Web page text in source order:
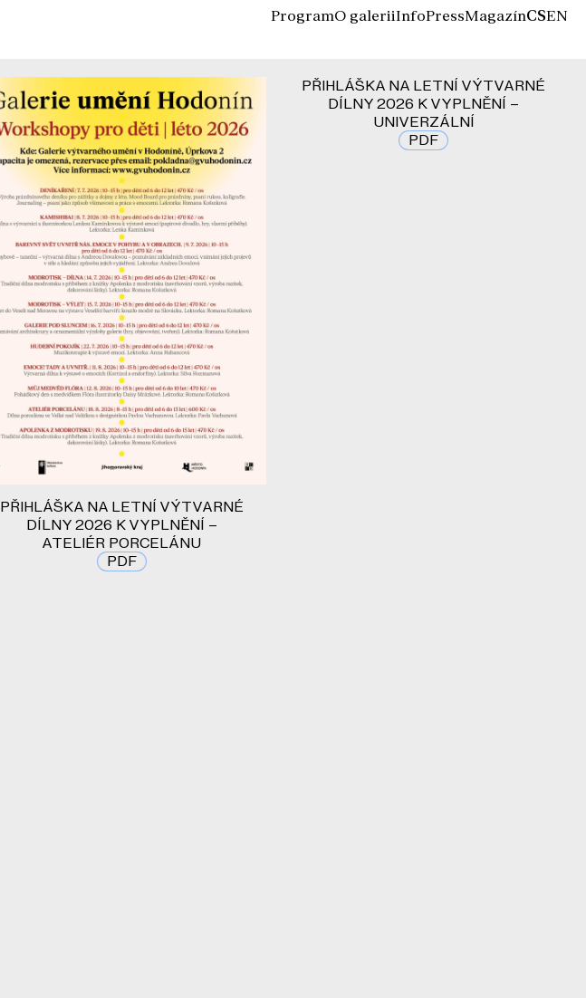
ProgramO galeriiInfoPressMagazínCSEN
PŘIHLÁŠKA NA LETNÍ VÝTVARNÉ
DÍLNY 2026 K VYPLNĚNÍ –
UNIVERZÁLNÍ
PDF
PŘIHLÁŠKA NA LETNÍ VÝTVARNÉ
DÍLNY 2026 K VYPLNĚNÍ –
ATELIÉR PORCELÁNU
PDF